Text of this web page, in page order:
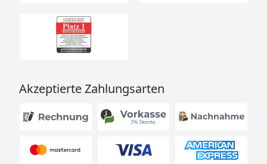
Akzeptierte Zahlungsarten